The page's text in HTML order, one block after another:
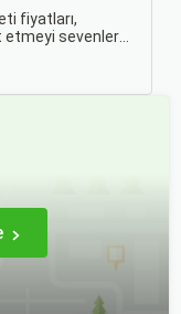
fiyatları,
etmeyi sevenler